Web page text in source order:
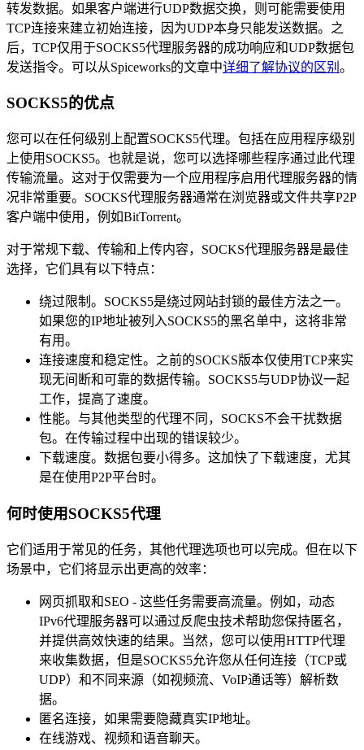
转发数据。如果客户端进行UDP数据交换，则可能需要使用
TCP连接来建立初始连接，因为UDP本身只能发送数据。之
后，TCP仅用于SOCKS5代理服务器的成功响应和UDP数据包
发送指令。可以从Spiceworks的文章中详细了解协议的区别 。
SOCKS5的优点
您可以在任何级别上配置SOCKS5代理。包括在应用程序级别
上使用SOCKS5。也就是说，您可以选择哪些程序通过此代理
传输流量。这对于仅需要为一个应用程序启用代理服务器的情
况非常重要。SOCKS代理服务器通常在浏览器或文件共享P2P
客户端中使用，例如BitTorrent。
对于常规下载、传输和上传内容，SOCKS代理服务器是最佳
选择，它们具有以下特点：
绕过限制。SOCKS5是绕过网站封锁的最佳方法之一。
如果您的IP地址被列入SOCKS5的黑名单中，这将非常
有用。
连接速度和稳定性。之前的SOCKS版本仅使用TCP来实
现无间断和可靠的数据传输。SOCKS5与UDP协议一起
工作，提高了速度。
性能。与其他类型的代理不同，SOCKS不会干扰数据
包。在传输过程中出现的错误较少。
下载速度。数据包要小得多。这加快了下载速度，尤其
是在使用P2P平台时。
何时使用SOCKS5代理
它们适用于常见的任务，其他代理选项也可以完成。但在以下
场景中，它们将显示出更高的效率：
网页抓取和SEO - 这些任务需要高流量。例如，动态
IPv6代理服务器可以通过反爬虫技术帮助您保持匿名，
并提供高效快速的结果。当然，您可以使用HTTP代理
来收集数据，但是SOCKS5允许您从任何连接（TCP或
UDP）和不同来源（如视频流、VoIP通话等）解析数
据。
匿名连接，如果需要隐藏真实IP地址。
在线游戏、视频和语音聊天。